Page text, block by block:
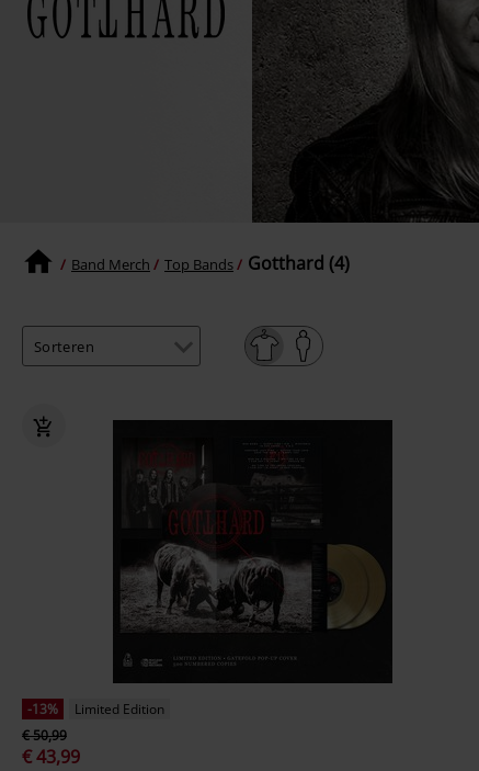
Band Merch Top Bands Gotthard (4)
-13%
Limited Edition
€ 50,99
€ 43,99